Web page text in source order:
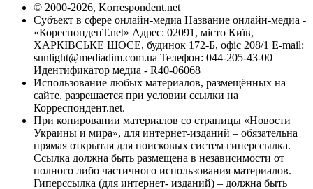
© 2000-2026, Korrespondent.net
Субъект в сфере онлайн-медиа Название онлайн-медиа -
«КореспонденТ.net» Адрес: 02091, місто Київ,
ХАРКІВСЬКЕ ШОСЕ, будинок 172-Б, офіс 208/1 E-mail:
sunlight@mediadim.com.ua Телефон: 044-205-43-00
Идентификатор медиа - R40-06068
Использование любых материалов, размещённых на
сайте, разрешается при условии ссылки на
Корреспондент.net.
При копировании материалов со страницы «Новости
Украины и мира», для интернет-изданий – обязательна
прямая открытая для поисковых систем гиперссылка.
Ссылка должна быть размещена в независимости от
полного либо частичного использования материалов.
Гиперссылка (для интернет- изданий) – должна быть